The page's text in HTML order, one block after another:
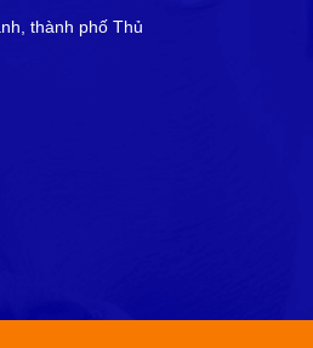
thành phố Thủ